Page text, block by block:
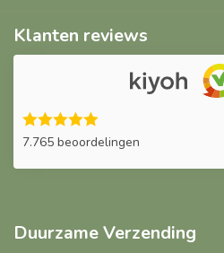
Klanten reviews
7.765 beoordelingen
Duurzame Verzending